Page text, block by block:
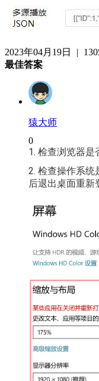
2023年04月19日 |
最佳答案
猿大师
0
1. 检查浏览器是
2. 检查操作系统
后退出桌面重新